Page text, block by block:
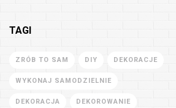
TAGI
ZRÓB TO SAM DIY DEKORACJE
WYKONAJ SAMODZIELNIE
DEKORACJA DEKOROWANIE